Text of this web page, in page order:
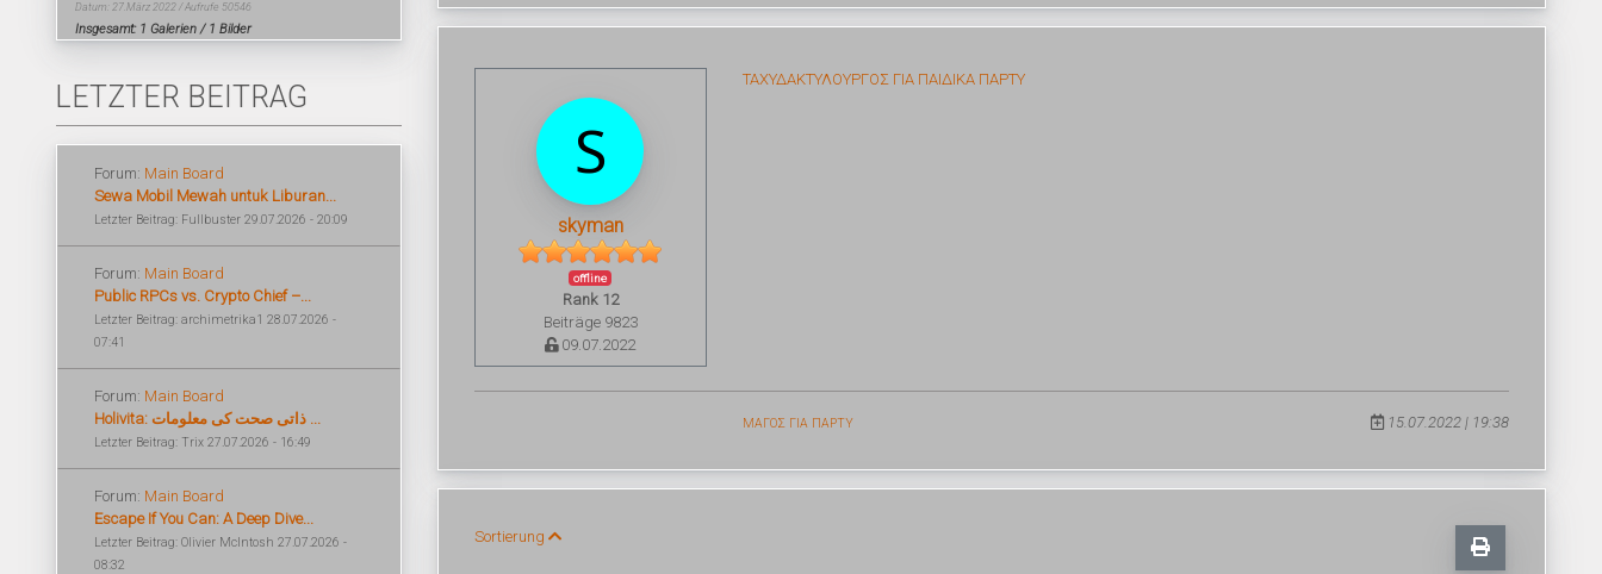
Datum: 27.März 2022 / Aufrufe 50546
Insgesamt: 1 Galerien / 1 Bilder
LETZTER BEITRAG
Forum: Main Board
Sewa Mobil Mewah untuk Liburan...
Letzter Beitrag: Fullbuster 29.07.2026 - 20:09
Forum: Main Board
Public RPCs vs. Crypto Chief –...
Letzter Beitrag: archimetrika1 28.07.2026 -
07:41
Forum: Main Board
Holivita: ذاتی صحت کی معلومات ...
Letzter Beitrag: Trix 27.07.2026 - 16:49
Forum: Main Board
Escape If You Can: A Deep Dive...
Letzter Beitrag: Olivier McIntosh 27.07.2026 -
08:32
skyman
offline
Rank 12
Beiträge 9823
09.07.2022
ΤΑΧΥΔΑΚΤΥΛΟΥΡΓΟΣ ΓΙΑ ΠΑΙΔΙΚΑ ΠΑΡΤΥ
ΜΑΓΟΣ ΓΙΑ ΠΑΡΤΥ 15.07.2022 | 19:38
Sortierung